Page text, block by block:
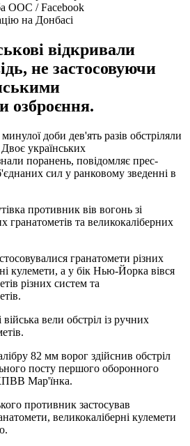
ООС / Facebook
на Донбасі
відкривали
не застосовуючи
озброєння.
доби дев'ять разів обстріляли
українських
поранень, повідомляє прес-
сил у ранковому зведенні в
противник вів вогонь зі
гранатометів та великокаліберних
гранатомети різних
кулемети, а у бік Нью-Йорка вівся
різних систем та
вели обстріл із ручних
82 мм ворог здійснив обстріл
посту першого оборонного
Мар'їнка.
противник застосував
великокаліберні кулемети